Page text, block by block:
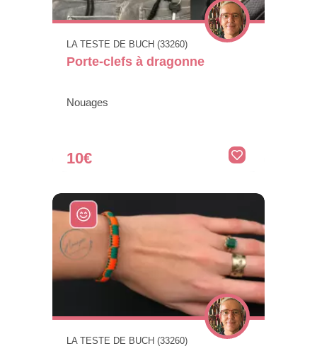
LA TESTE DE BUCH (33260)
Porte-clefs à dragonne
Nouages
10€
LA TESTE DE BUCH (33260)